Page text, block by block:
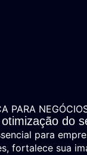
PARA
do
para
fortalece sua